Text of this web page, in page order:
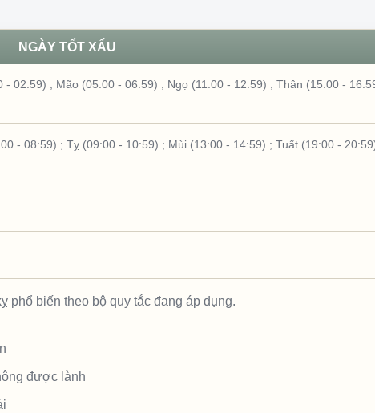
NGÀY TỐT XẤU
- 02:59) ; Mão (05:00 - 06:59) ; Ngọ (11:00 - 12:59) ; Thân (15:00 -
- 08:59) ; Tỵ (09:00 - 10:59) ; Mùi (13:00 - 14:59) ; Tuất (19:00 -
phổ biến theo bộ quy tắc đang áp dụng.
được lành